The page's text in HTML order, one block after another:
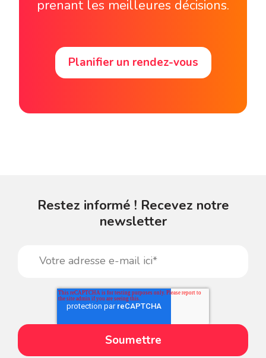
prenant les meilleures décisions.
Planifier un rendez-vous
Restez informé ! Recevez notre
newsletter